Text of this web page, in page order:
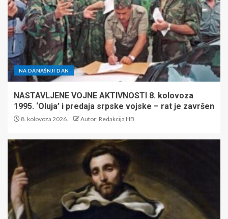
NA DANAŠNJI DAN
NASTAVLJENE VOJNE AKTIVNOSTI 8. kolovoza
1995. ‘Oluja’ i predaja srpske vojske – rat je završen
8. kolovoza 2026. Autor: Redakcija HB